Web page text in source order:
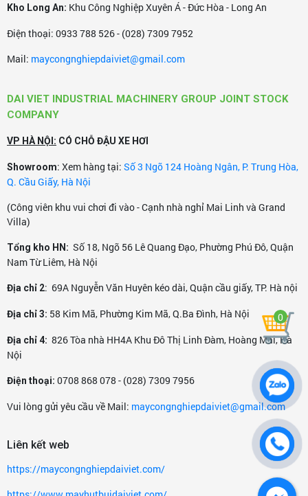
VIDEO HÚT BỤI VÀ NƯỚC TRÊN THẢM BI-A,
PHÒNG GYM, YOGA
Kho Long An: Khu Công Nghiệp Xuyên Á - Đức Hòa - Long An
Điện thoại: 0933 788 526 - (028) 7309 7952
Mail: maycongnghiepdaiviet@gmail.com
DAI VIET INDUSTRIAL MACHINERY GROUP JOINT STOCK
COMPANY
VP HÀ NỘI: CÓ CHỖ ĐẬU XE HƠI
Showroom: Xem hàng tại: Số 3 Ngõ 124 Hoàng Ngân, P. Trung Hòa,
Q. Cầu Giấy, Hà Nội
(Công viên khu vui chơi đi vào - Cạnh nhà nghỉ Mai Linh và Grand
Villa)
Tổng kho HN: Số 18, Ngõ 56 Lê Quang Đạo, Phường Phú Đô, Quận
Nam Từ Liêm, Hà Nội
Địa chỉ 2: 69A Nguyễn Văn Huyên kéo dài, Quận cầu giấy, TP. Hà nội
Địa chỉ 3: 58 Kim Mã, Phường Kim Mã, Q.Ba Đình, Hà Nội
Địa chỉ 4: 826 Tòa nhà HH4A Khu Đô Thị Linh Đàm, Hoàng Mai, Hà
Nội
Điện thoại: 0708 868 078 - (028) 7309 7956
Vui lòng gửi yêu cầu về Mail: maycongnghiepdaiviet@gmail.com
Liên kết web
https://maycongnghiepdaiviet.com/
0